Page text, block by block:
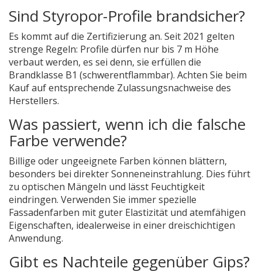
Sind Styropor-Profile brandsicher?
Es kommt auf die Zertifizierung an. Seit 2021 gelten
strenge Regeln: Profile dürfen nur bis 7 m Höhe
verbaut werden, es sei denn, sie erfüllen die
Brandklasse B1 (schwerentflammbar). Achten Sie beim
Kauf auf entsprechende Zulassungsnachweise des
Herstellers.
Was passiert, wenn ich die falsche
Farbe verwende?
Billige oder ungeeignete Farben können blättern,
besonders bei direkter Sonneneinstrahlung. Dies führt
zu optischen Mängeln und lässt Feuchtigkeit
eindringen. Verwenden Sie immer spezielle
Fassadenfarben mit guter Elastizität und atemfähigen
Eigenschaften, idealerweise in einer dreischichtigen
Anwendung.
Gibt es Nachteile gegenüber Gips?